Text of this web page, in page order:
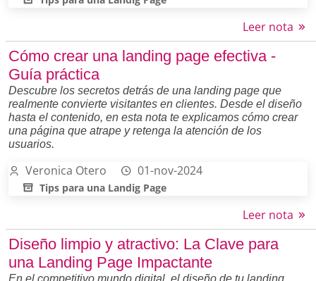
Leer nota
Cómo crear una landing page efectiva -
Guía práctica
Descubre los secretos detrás de una landing page que
realmente convierte visitantes en clientes. Desde el diseño
hasta el contenido, en esta nota te explicamos cómo crear
una página que atrape y retenga la atención de los
usuarios.
Veronica Otero 01-nov-2024
Tips para una Landig Page
Leer nota
Diseño limpio y atractivo: La Clave para
una Landing Page Impactante
En el competitivo mundo digital, el diseño de tu landing